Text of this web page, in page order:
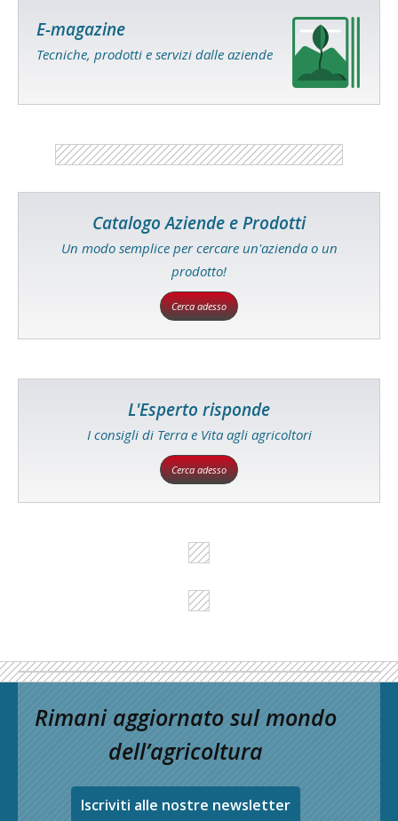
E-magazine
Tecniche, prodotti e servizi dalle aziende
Catalogo Aziende e Prodotti
Un modo semplice per cercare un'azienda o un
prodotto!
Cerca adesso
L'Esperto risponde
I consigli di Terra e Vita agli agricoltori
Cerca adesso
Rimani aggiornato sul mondo
dell’agricoltura
Iscriviti alle nostre newsletter